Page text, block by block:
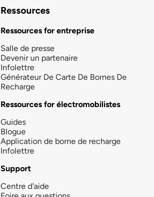
Ressources
Ressources for entreprise
Salle de presse
Devenir un partenaire
Infolettre
Générateur De Carte De Bornes De
Recharge
Ressources for électromobilistes
Guides
Blogue
Application de borne de recharge
Infolettre
Support
Centre d'aide